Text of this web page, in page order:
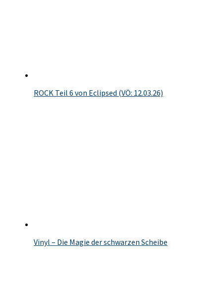
ROCK Teil 6 von Eclipsed (VÖ: 12.03.26)
Vinyl – Die Magie der schwarzen Scheibe